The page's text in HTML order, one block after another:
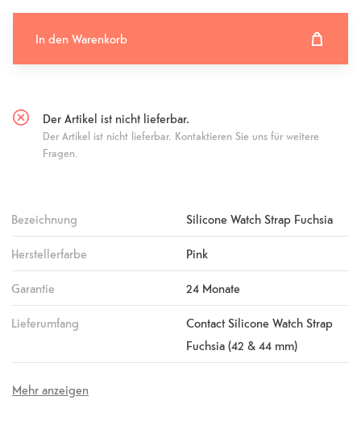
In den Warenkorb
Der Artikel ist nicht lieferbar.
Der Artikel ist nicht lieferbar. Kontaktieren Sie uns für weitere
Fragen.
Bezeichnung Silicone Watch Strap Fuchsia
Herstellerfarbe Pink
Garantie 24 Monate
Lieferumfang
Contact Silicone Watch Strap
Fuchsia (42 & 44 mm)
Mehr anzeigen